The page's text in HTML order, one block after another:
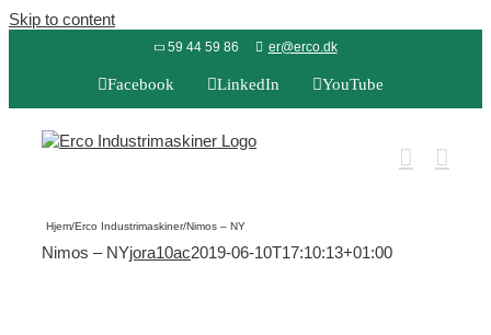
Skip to content
59 44 59 86 er@erco.dk
Facebook LinkedIn YouTube
Hjem/Erco Industrimaskiner/Nimos – NY
Nimos – NYjora10ac2019-06-10T17:10:13+01:00